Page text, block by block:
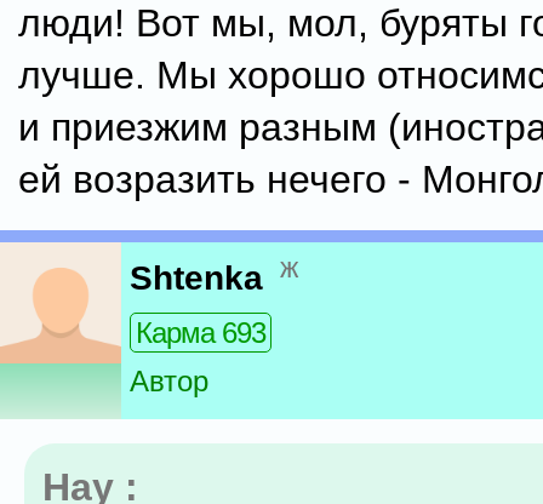
люди! Вот мы, мол, буряты
лучше. Мы хорошо
и приезжим разным
ей возразить нечего -
Shtenka ж
Карма 693
Автор
Нау :